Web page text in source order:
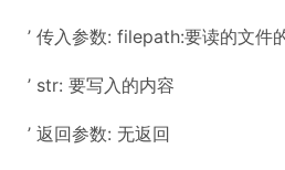
’ 传入参数: filepath:要读的文件
’ str: 要写入的内容
’ 返回参数: 无返回